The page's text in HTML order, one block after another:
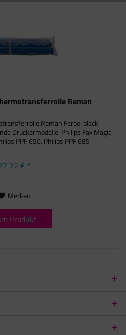
Reman
Reman Farbe: black
Druckermodelle: Philips Fax Magic
PPF 650, Philips PPF 685
€ *
Merken
Produkt